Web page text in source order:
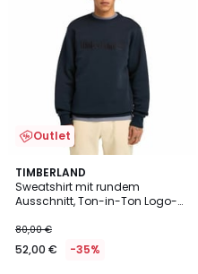
Outlet
TIMBERLAND
Sweatshirt mit rundem
Ausschnitt, Ton-in-Ton Logo-
80,00 €
52,00 € -35%
5
/
5